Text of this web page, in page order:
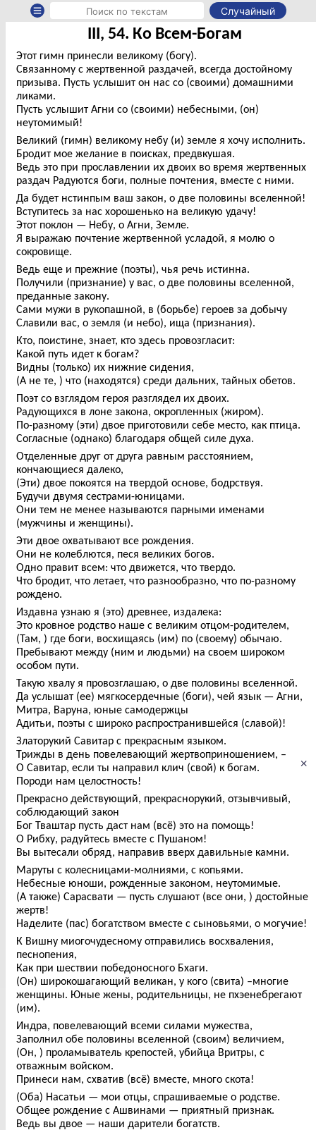
Случайный
×
III, 54. Ко Всем-Богам
Этот гимн принесли великому (богу).
Связанному с жертвенной раздачей, всегда достойному
призыва. Пусть услышит он нас со (своими) домашними
ликами.
Пусть услышит Агни со (своими) небесными, (он)
неутомимый!
Великий (гимн) великому небу (и) земле я хочу исполнить.
Бродит мое желание в поисках, предвкушая.
Ведь это при прославлении их двоих во время жертвенных
раздач Радуются боги, полные почтения, вместе с ними.
Да будет нстинпым ваш закон, о две половины вселенной!
Вступитесь за нас хорошенько на великую удачу!
Этот поклон — Небу, о Агни, Земле.
Я выражаю почтение жертвенной усладой, я молю о
сокровище.
Ведь еще и прежние (поэты), чья речь истинна.
Получили (признание) у вас, о две половины вселенной,
преданные закону.
Сами мужи в рукопашной, в (борьбе) героев за добычу
Славили вас, о земля (и небо), ища (признания).
Кто, поистине, знает, кто здесь провозгласит:
Какой путь идет к богам?
Видны (только) их нижние сидения,
(А не те, ) что (находятся) среди дальних, тайных обетов.
Поэт со взглядом героя разглядел их двоих.
Радующихся в лоне закона, окропленных (жиром).
По-разному (эти) двое приготовили себе место, как птица.
Согласные (однако) благодаря общей силе духа.
Отделенные друг от друга равным расстоянием,
кончающиеся далеко,
(Эти) двое покоятся на твердой основе, бодрствуя.
Будучи двумя сестрами-юницами.
Они тем не менее называются парными именами
(мужчины и женщины).
Эти двое охватывают все рождения.
Они не колеблются, песя великих богов.
Одно правит всем: что движется, что твердо.
Что бродит, что летает, что разнообразно, что по-разному
рождено.
Издавна узнаю я (это) древнее, издалека:
Это кровное родство наше с великим отцом-родителем,
(Там, ) где боги, восхищаясь (им) по (своему) обычаю.
Пребывают между (ним и людьми) на своем широком
особом пути.
Такую хвалу я провозглашаю, о две половины вселенной.
Да услышат (ее) мягкосердечные (боги), чей язык — Агни,
Митра, Варуна, юные самодержцы
Адитьи, поэты с широко распространившейся (славой)!
Златорукий Савитар с прекрасным языком.
Трижды в день повелевающий жертвоприношением, –
О Савитар, если ты направил клич (свой) к богам.
Породи нам целостность!
Прекрасно действующий, прекраснорукий, отзывчивый,
соблюдающий закон
Бог Тваштар пусть даст нам (всё) это на помощь!
О Рибху, радуйтесь вместе с Пушаном!
Вы вытесали обряд, направив вверх давильные камни.
Маруты с колесницами-молниями, с копьями.
Небесные юноши, рожденные законом, неутомимые.
(А также) Сарасвати — пусть слушают (все они, ) достойные
жертв!
Наделите (пас) богатством вместе с сыновьями, о могучие!
К Вишну миогочудесному отправились восхваления,
песнопения,
Как при шествии победоносного Бхаги.
(Он) широкошагающий великан, у кого (свита) –многие
женщины. Юные жены, родительницы, не пхэенебрегают
(им).
Индра, повелевающий всеми силами мужества,
Заполнил обе половины вселенной (своим) величием,
(Он, ) проламыватель крепостей, убийца Вритры, с
отважным войском.
Принеси нам, схватив (всё) вместе, много скота!
(Оба) Насатьи — мои отцы, спрашиваемые о родстве.
Общее рождение с Ашвинами — приятный признак.
Ведь вы двое — наши дарители богатств.